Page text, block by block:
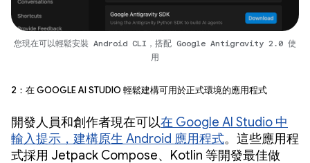
您現在可以輕鬆安裝 Android CLI，搭配 Google Antigravity 2.0 使
用
2：在 Google AI Studio 輕鬆建構可用於正式環境的應用程式
開發人員和創作者現在可以在 Google AI Studio 中
輸入提示，建構原生 Android 應用程式。這些應用程
式採用 Jetpack Compose、Kotlin 等開發最佳做